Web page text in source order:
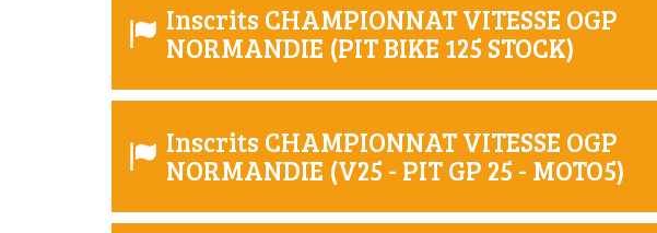
Inscrits CHAMPIONNAT VITESSE OGP
NORMANDIE (PIT BIKE 125 STOCK)
Inscrits CHAMPIONNAT VITESSE OGP
NORMANDIE (V25 - PIT GP 25 - MOTO5)